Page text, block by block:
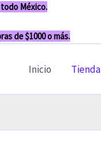
México.
de $1000 o más.
Inicio Tienda